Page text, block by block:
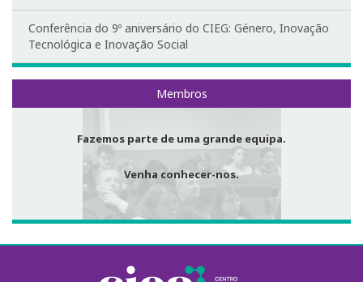
Pós-Doutoramentos
Publicações
Outras Conferências do CIEG
Género em debate
1º Congresso Internacional
Conferência do 9º aniversário do CIEG: Género, Inovação
Tecnológica e Inovação Social
Membros
Fazemos parte de uma grande equipa.
Venha conhecer-nos.